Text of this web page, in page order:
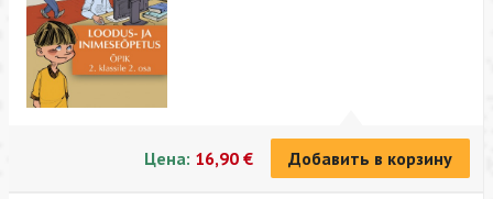
Цена: 16,90 € Добавить в корзину